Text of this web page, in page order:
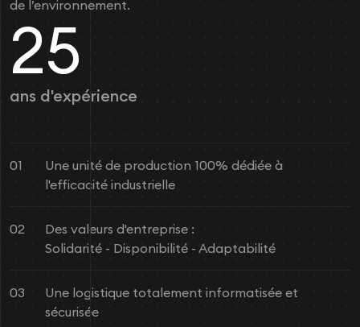
de l’environnement.
25
ans d'expérience
01
Une unité de production 100% dédiée à
l'efficacité industrielle
02
Des valeurs d'entreprise :
Solidarité - Disponibilité - Adaptabilité
03
Une logistique totalement informatisée et
sécurisée